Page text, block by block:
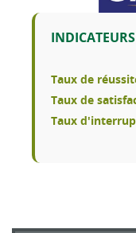
Taux de
Taux de
Taux